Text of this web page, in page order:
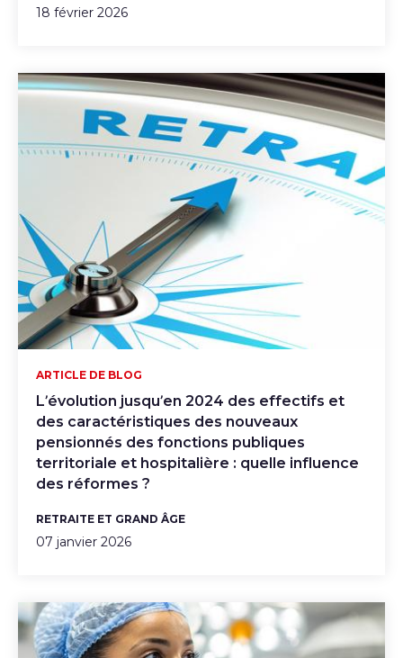
18 février 2026
L’évolution jusqu’en 2024 des effectifs et
des caractéristiques des nouveaux
pensionnés des fonctions publiques
territoriale et hospitalière : quelle influence
des réformes ?
ARTICLE DE BLOG
RETRAITE ET GRAND ÂGE
07 janvier 2026